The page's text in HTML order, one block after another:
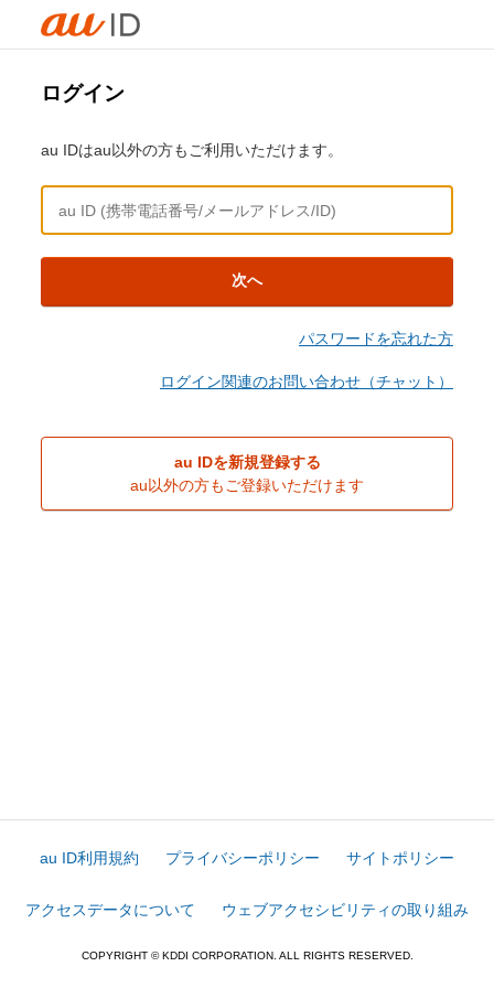
ログイン
au IDはau以外の方もご利用いただけます。
次へ
パスワードを忘れた方
ログイン関連のお問い合わせ（チャット）
au IDを新規登録する
au以外の方もご登録いただけます
au ID利用規約 プライバシーポリシー サイトポリシー
アクセスデータについて ウェブアクセシビリティの取り組み
COPYRIGHT © KDDI CORPORATION. ALL RIGHTS RESERVED.